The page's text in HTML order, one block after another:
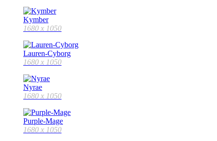
Kymber
1680 x 1050
Lauren-Cyborg
1680 x 1050
Nyrae
1680 x 1050
Purple-Mage
1680 x 1050